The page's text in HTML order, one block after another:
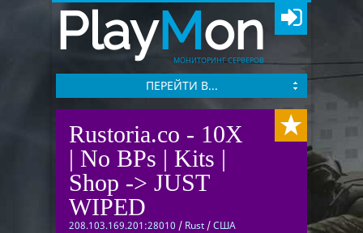
PlayMon
МОНИТОРИНГ СЕРВЕРОВ
ПЕРЕЙТИ В...
Rustoria.co - 10X
| No BPs | Kits |
Shop -> JUST
WIPED
208.103.169.201:28010 / Rust /США